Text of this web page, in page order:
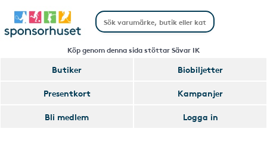
Köp genom denna sida stöttar Sävar IK
Butiker
Biobiljetter
Presentkort
Kampanjer
Bli medlem
Logga in